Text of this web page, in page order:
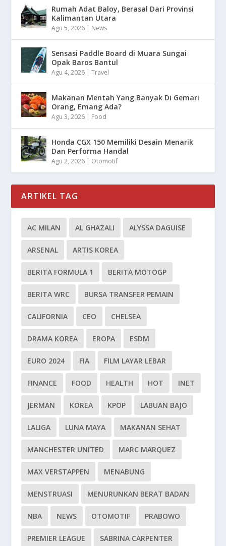
Rumah Adat Baloy, Berasal Dari Provinsi
Kalimantan Utara
Agu 5, 2026 News
Sensasi Paddle Board di Muara Sungai
Opak Baros Bantul
Agu 4, 2026 |Travel
Makanan Mentah Yang Banyak Di Gemari
Orang, Emang Ada?
Agu 3, 2026 Food
Honda CGX 150 Memiliki Desain Menarik
Dan Performa Handal
Agu 2, 2026 Otomotif
ARTIKEL TAG
AC MILAN AL GHAZALI ALYSSA DAGUISE
ARSENAL ARTIS KOREA
BERITA FORMULA 1 BERITA MOTOGP
BERITA WRC BURSA TRANSFER PEMAIN
CALIFORNIA CEO CHELSEA
DRAMA KOREA EROPA ESDM
EURO 2024 FIA FILM LAYAR LEBAR
FINANCE FOOD HEALTH HOT INET
JERMAN KOREA KPOP LABUAN BAJO
LALIGA LUNA MAYA MAKANAN SEHAT
MANCHESTER UNITED MARC MARQUEZ
MAX VERSTAPPEN MENABUNG
MENSTRUASI MENURUNKAN BERAT BADAN
NBA NEWS OTOMOTIF PRABOWO
PREMIER LEAGUE SABRINA CARPENTER